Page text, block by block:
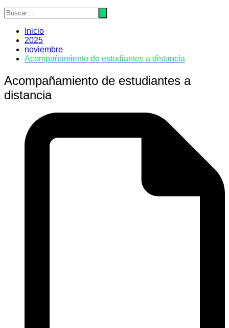
Inicio
2025
noviembre
Acompañamiento de estudiantes a distancia
Acompañamiento de estudiantes a
distancia